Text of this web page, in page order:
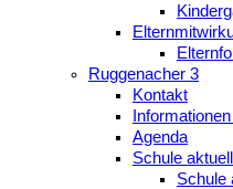
Ruggenacher 3
Kontakt
Agenda
Schule aktuell
Schule